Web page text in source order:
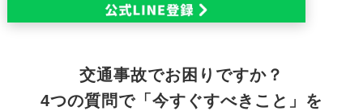
リ、施術を検討しましょう。
交通事故でお困りですか？
4つの質問で「今すぐすべきこと」を